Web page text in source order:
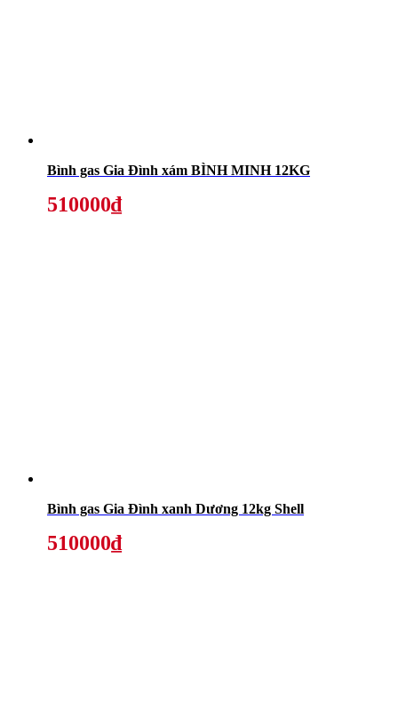
Bình gas Gia Đình xám BÌNH MINH 12KG
510000₫
Bình gas Gia Đình xanh Dương 12kg Shell
510000₫